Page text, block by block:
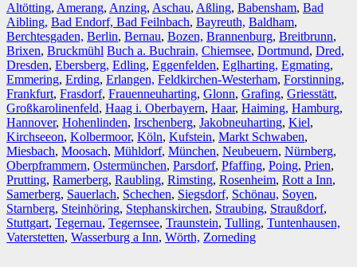
Altötting, Amerang, Anzing, Aschau, Aßling, Babensham, Bad
Aibling, Bad Endorf, Bad Feilnbach, Bayreuth, Baldham,
Berchtesgaden, Berlin, Bernau, Bozen, Brannenburg, Breitbrunn,
Brixen, Bruckmühl Buch a. Buchrain, Chiemsee, Dortmund, Dred,
Dresden, Ebersberg, Edling, Eggenfelden, Eglharting, Egmating,
Emmering, Erding, Erlangen, Feldkirchen-Westerham, Forstinning,
Frankfurt, Frasdorf, Frauenneuharting, Glonn, Grafing, Griesstätt,
Großkarolinenfeld, Haag i. Oberbayern, Haar, Haiming, Hamburg,
Hannover, Hohenlinden, Irschenberg, Jakobneuharting, Kiel,
Kirchseeon, Kolbermoor, Köln, Kufstein, Markt Schwaben,
Miesbach, Moosach, Mühldorf, München, Neubeuern, Nürnberg,
Oberpframmern, Ostermünchen, Parsdorf, Pfaffing, Poing, Prien,
Prutting, Ramerberg, Raubling, Rimsting, Rosenheim, Rott a Inn,
Samerberg, Sauerlach, Schechen, Siegsdorf, Schönau, Soyen,
Starnberg, Steinhöring, Stephanskirchen, Straubing, Straußdorf,
Stuttgart, Tegernau, Tegernsee, Traunstein, Tulling, Tuntenhausen,
Vaterstetten, Wasserburg a Inn, Wörth, Zorneding